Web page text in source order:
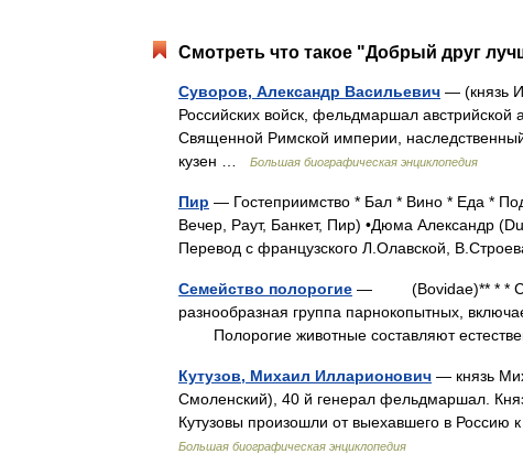
Смотреть что такое "Добрый друг
Суворов, Александр Васильевич — (князь
Российских войск, фельдмаршал
Священной Римской империи,
кузен …
Большая биографическая энциклопедия
Пир — Гостеприимство * Бал * Вино * Еда *
Вечер, Раут, Банкет, Пир) •Дюма Александр
Перевод с французского Л.Олавской,
Семейство полорогие — (Bovidae)** * *
разнообразная группа парнокопытных,
Полорогие животные составляют
Кутузов, Михаил Илларионович — князь
Смоленский), 40 й генерал фельдмаршал.
Кутузовы произошли от выехавшего в
Большая биографическая энциклопедия